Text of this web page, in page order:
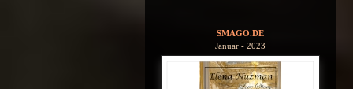
SMAGO.DE
Januar - 2023